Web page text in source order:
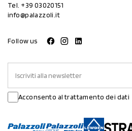
Tel. +39 03020151
info@palazzoli.it
Follow us
Acconsento al trattamento dei dati